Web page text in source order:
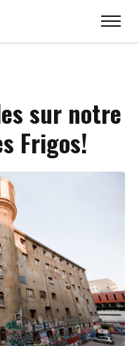
sur notre
Frigos!